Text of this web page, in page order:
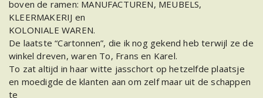
boven de ramen: MANUFACTUREN, MEUBELS,
KLEERMAKERIJ en
KOLONIALE WAREN.
De laatste “Cartonnen”, die ik nog gekend heb terwijl ze de
winkel dreven, waren To, Frans en Karel.
To zat altijd in haar witte jasschort op hetzelfde plaatsje
en moedigde de klanten aan om zelf maar uit de schappen
te